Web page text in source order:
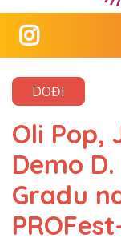
DOĐI
Oli Pop,
Demo
Gradu